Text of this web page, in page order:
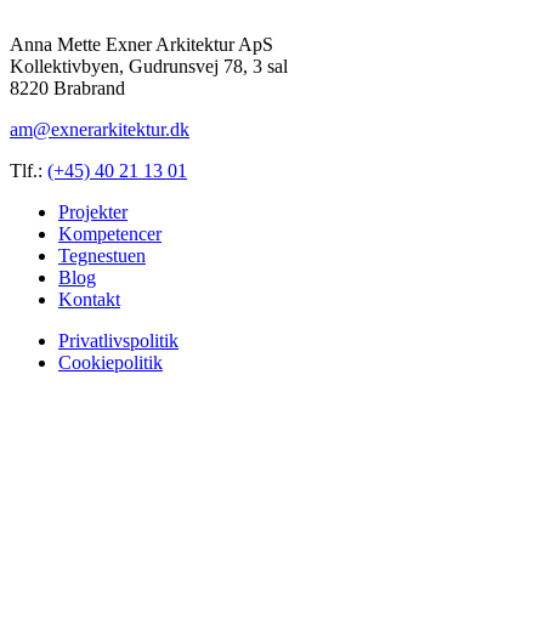
Anna Mette Exner Arkitektur ApS
Kollektivbyen, Gudrunsvej 78, 3 sal
8220 Brabrand
am@exnerarkitektur.dk
Tlf.: (+45) 40 21 13 01
Projekter
Kompetencer
Tegnestuen
Blog
Kontakt
Privatlivspolitik
Cookiepolitik